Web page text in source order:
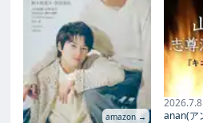
amazon →
anan(ア